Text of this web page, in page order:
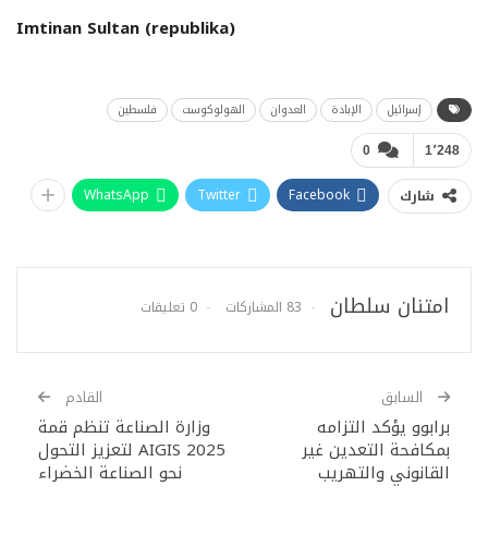
Imtinan Sultan (republika)
إسرائيل الإبادة العدوان الهولوكوست فلسطين
0 1٬248
شارك Facebook
Twitter
WhatsApp
امتنان سلطان 83 المشاركات 0 تعليقات
السابق
برابوو يؤكد التزامه
بمكافحة التعدين غير
القانوني والتهريب
القادم
وزارة الصناعة تنظم قمة
AIGIS 2025 لتعزيز التحول
نحو الصناعة الخضراء